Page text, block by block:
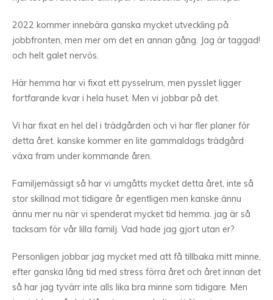
2022 kommer innebära ganska mycket utveckling på
jobbfronten, men mer om det en annan gång. Jag är taggad!
och helt galet nervös.
Här hemma har vi fixat ett pysselrum, men pysslet ligger
fortfarande kvar i hela huset. Men vi jobbar på det.
Vi har fixat en hel del i trädgården och vi har fler planer för
detta året. kanske kommer en lite gammaldags trädgård
växa fram under kommande åren.
Familjemässigt så har vi umgåtts mycket detta året, inte så
stor skillnad mot tidigare år egentligen men kanske ännu
ännu mer nu när vi spenderat mycket tid hemma. jag är så
tacksam för vår lilla familj. Vad hade jag gjort utan er?
Personligen jobbar jag mycket med att få tillbaka mitt minne,
efter ganska lång tid med stress förra året och året innan det
så har jag tyvärr inte alls lika bra minne som tidigare. Men